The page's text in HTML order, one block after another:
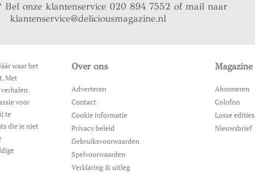
Bel onze klantenservice 020 894 7552 of mail naar
klantenservice@deliciousmagazine.nl
waar het
Met
voor
te
die je niet
Over ons
Adverteren
Contact
Cookie informatie
Privacy beleid
Gebruiksvoorwaarden
Spelvoorwaarden
Verklaring & uitleg
Magazine
Abonneren
Colofon
Losse edities
Nieuwsbrief